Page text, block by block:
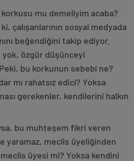
korkusu mu demeliyim acaba?
çalışanlarının sosyal medyada
beğendiğini takip ediyor.
özgür düşünceyi
bu korkunun sebebi ne?
mı rahatsız edici? Yoksa
gerekenler, kendilerini halkın
bu muhteşem fikri veren
yaramaz, meclis üyeliğinden
üyesi mi? Yoksa kendini